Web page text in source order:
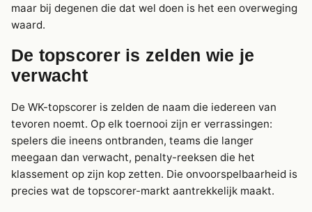
maar bij degenen die dat wel doen is het een overweging
waard.
De topscorer is zelden wie je
verwacht
De WK-topscorer is zelden de naam die iedereen van
tevoren noemt. Op elk toernooi zijn er verrassingen:
spelers die ineens ontbranden, teams die langer
meegaan dan verwacht, penalty-reeksen die het
klassement op zijn kop zetten. Die onvoorspelbaarheid is
precies wat de topscorer-markt aantrekkelijk maakt.